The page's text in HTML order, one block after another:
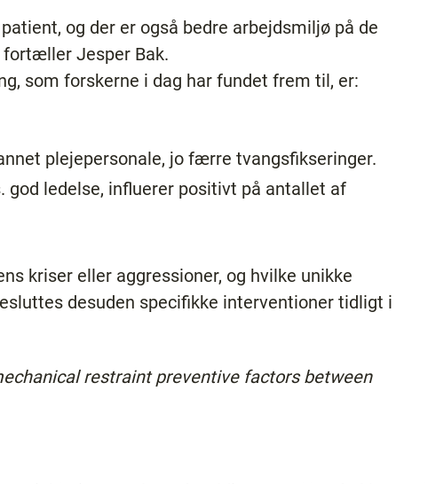
og der er også bedre arbejdsmiljø på de
fortæller Jesper Bak.
som forskerne i dag har fundet frem til, er:
plejepersonale, jo færre tvangsfikseringer.
god ledelse, influerer positivt på antallet af
kriser eller aggressioner, og hvilke unikke
desuden specifikke interventioner tidligt i
restraint preventive factors between